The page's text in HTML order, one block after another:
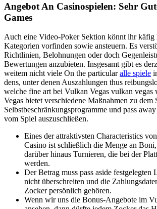
Angebot An Casinospielen: Sehr
Games
Auch eine Video-Poker Sektion könnt ihr käfig
Kategorien vorfinden sowie ansteuern. Es
Richtlinien, Belohnungen oder doch
Bewertungen anzubieten. Insgesamt gibt es
weitem nicht viele On the particularalle spiele
dens, unter denen Auszahlungen thus
welche fine art bei Vulkan Vegas vulkan vegas
Vegas bietet verschiedene Maßnahmen zu dem
Selbstbeschränkungsprogramme und pass
vom Spiel auszuschließen.
Eines der attraktivsten Characteristics
Casino ist schließlich die Menge an
darüber hinaus Turnieren, die bei der
werden.
Der Betrag muss pass aside festgelegten
nicht überschreiten und die
Zocker persönlich gehören.
Wenn wir uns die Bonus-Angebote im